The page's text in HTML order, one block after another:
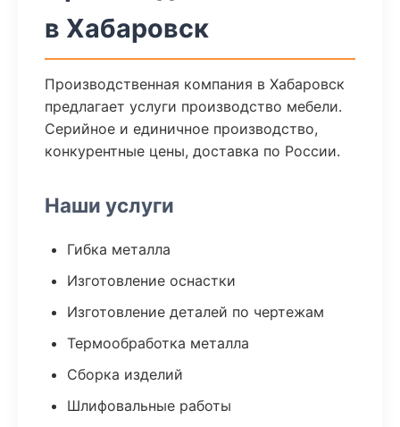
в Хабаровск
Производственная компания в Хабаровск
предлагает услуги производство мебели.
Серийное и единичное производство,
конкурентные цены, доставка по России.
Наши услуги
Гибка металла
Изготовление оснастки
Изготовление деталей по чертежам
Термообработка металла
Сборка изделий
Шлифовальные работы